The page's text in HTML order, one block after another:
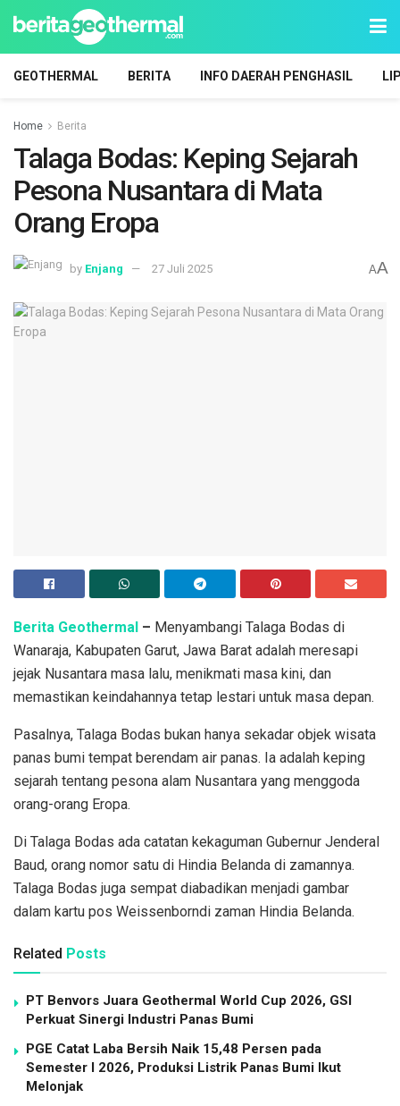
GEOTHERMAL BERITA INFO DAERAH PENGHASIL
Home Berita
Talaga Bodas: Keping Sejarah
Pesona Nusantara di Mata
Orang Eropa
by Enjang 27 Juli 2025 AA
Berita Geothermal – Menyambangi Talaga Bodas di
Wanaraja, Kabupaten Garut, Jawa Barat adalah meresapi
jejak Nusantara masa lalu, menikmati masa kini, dan
memastikan keindahannya tetap lestari untuk masa depan.
Pasalnya, Talaga Bodas bukan hanya sekadar objek wisata
panas bumi tempat berendam air panas. Ia adalah keping
sejarah tentang pesona alam Nusantara yang menggoda
orang-orang Eropa.
Di Talaga Bodas ada catatan kekaguman Gubernur Jenderal
Baud, orang nomor satu di Hindia Belanda di zamannya.
Talaga Bodas juga sempat diabadikan menjadi gambar
dalam kartu pos Weissenborndi zaman Hindia Belanda.
Related Posts
PT Benvors Juara Geothermal World Cup 2026, GSI
Perkuat Sinergi Industri Panas Bumi
PGE Catat Laba Bersih Naik 15,48 Persen pada
Semester I 2026, Produksi Listrik Panas Bumi Ikut
Melonjak